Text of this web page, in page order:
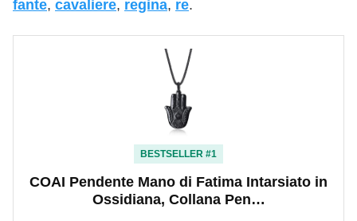
fante, cavaliere, regina, re.
BESTSELLER #1
COAI Pendente Mano di Fatima Intarsiato in
Ossidiana, Collana Pen…